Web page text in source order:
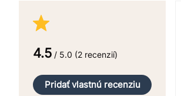
4.5 / 5.0 (2 recenzií)
Pridať vlastnú recenziu